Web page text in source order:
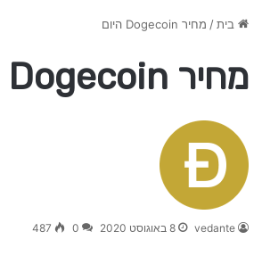
בית/ מחיר Dogecoin היום
מחיר Dogecoin היום
vedante 8 באוגוסט 2020 0
487